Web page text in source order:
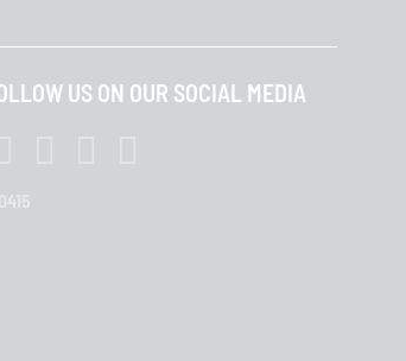
US ON OUR SOCIAL MEDIA